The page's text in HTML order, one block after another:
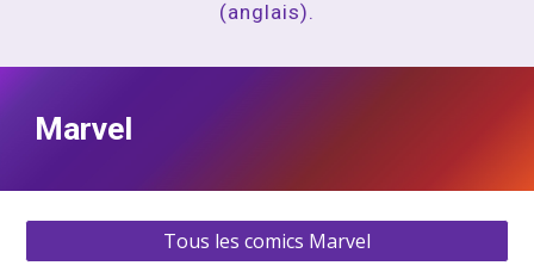
(anglais).
Marvel
Tous les comics Marvel